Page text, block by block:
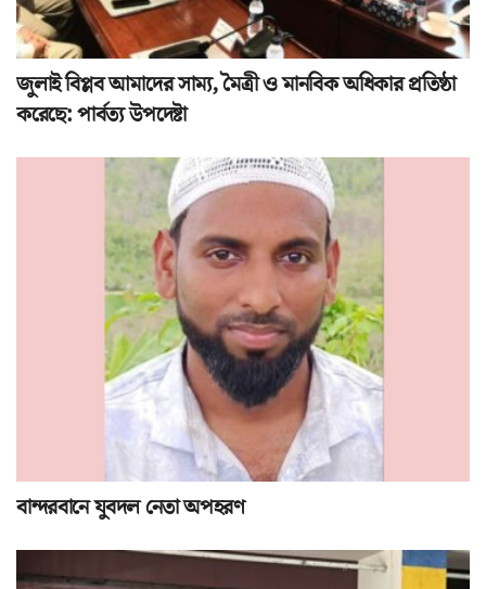
জুলাই বিপ্লব আমাদের সাম্য, মৈত্রী ও মানবিক অধিকার প্রতিষ্ঠা
করেছে: পার্বত্য উপদেষ্টা
বান্দরবানে যুবদল নেতা অপহরণ